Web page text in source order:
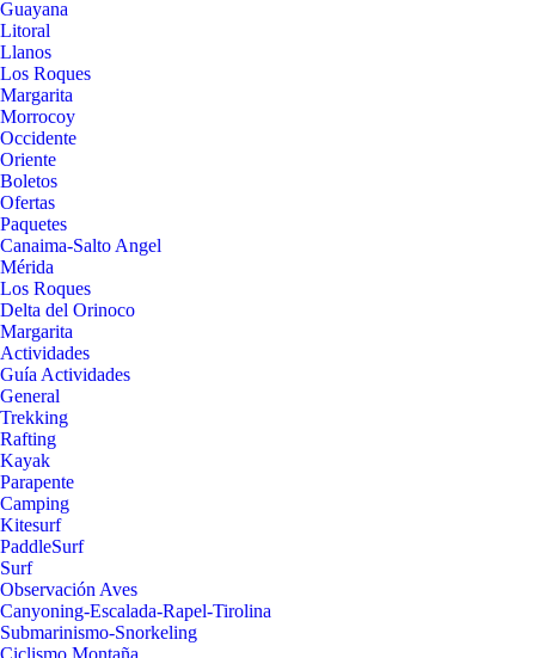
Guayana
Litoral
Llanos
Los Roques
Margarita
Morrocoy
Occidente
Oriente
Boletos
Ofertas
Paquetes
Canaima-Salto Angel
Mérida
Los Roques
Delta del Orinoco
Margarita
Actividades
Guía Actividades
General
Trekking
Rafting
Kayak
Parapente
Camping
Kitesurf
PaddleSurf
Surf
Observación Aves
Canyoning-Escalada-Rapel-Tirolina
Submarinismo-Snorkeling
Ciclismo Montaña